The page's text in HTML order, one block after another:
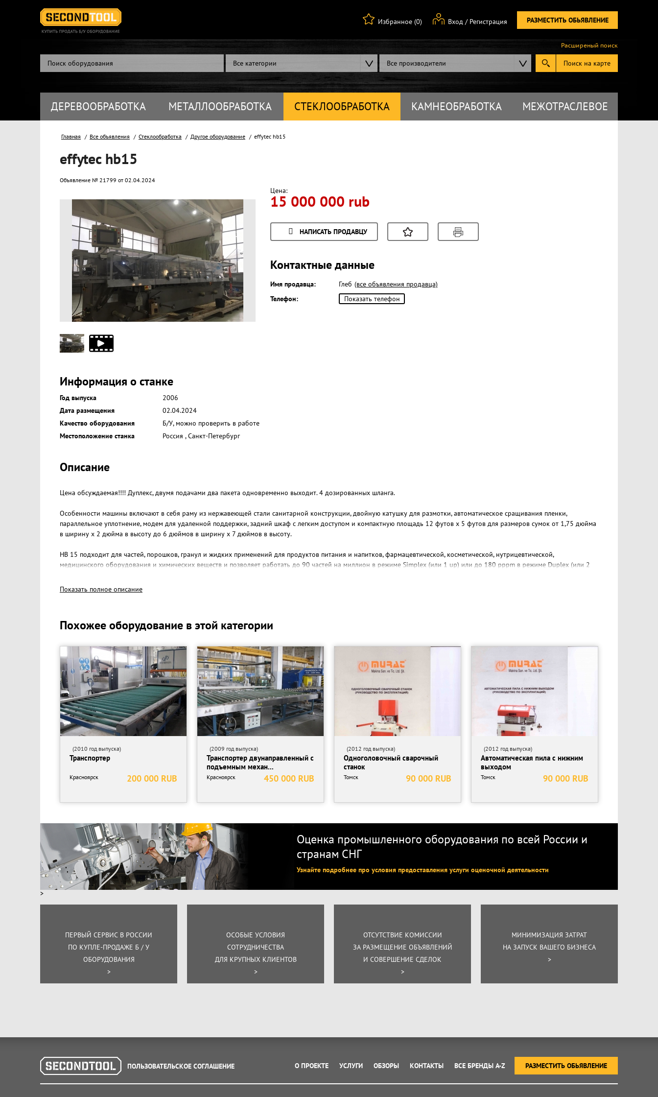
РАЗМЕСТИТЬ ОБЬЯВЛЕНИЕ
Вход / Регистрация
Избранное (0)
Все категории Все производители Поиск на карте
Расширеный поиск
ДЕРЕВООБРАБОТКА МЕТАЛЛООБРАБОТКА СТЕКЛООБРАБОТКА КАМНЕОБРАБОТКА МЕЖОТРАСЛЕВОЕ
Главная Все объявления Стеклообработка Другое оборудование effytec hb15
effytec hb15
Объявление № 21799 от 02.04.2024
Цена:
15 000 000 rub
НАПИСАТЬ ПРОДАВЦУ
Контактные данные
Имя продавца: Глеб (все объявления продавца)
Телефон:
Показать телефон
Информация о станке
Год выпуска
2006
Дата размещения
02.04.2024
Качество оборудования
Б/У, можно проверить в работе
Местоположение станка
Россия ,Санкт-Петербург
Описание
Цена обсуждаемая!!!! Дуплекс, двумя подачами два пакета одновременно выходит. 4 дозированных шланга.
Особенности машины включают в себя раму из нержавеющей стали санитарной конструкции, двойную катушку для размотки, автоматическое сращивания пленки,
параллельное уплотнение, модем для удаленной поддержки, задний шкаф с легким доступом и компактную площадь 12 футов x 5 футов для размеров сумок от 1,75 дюйма
в ширину x 2 дюйма в высоту до 6 дюймов в ширину x 7 дюймов в высоту.
HB 15 подходит для частей, порошков, гранул и жидких применений для продуктов питания и напитков, фармацевтической, косметической, нутрицевтической,
медицинского оборудования и химических веществ и позволяет работать до 90 частей на миллион в режиме Simplex (или 1 up) или до 180 pppm в режиме Duplex (или 2
устройство может быть настроено для упаковщиков, которым нужно переключаться между порошковыми и жидкими приложениями. Модель HB 15 также может быть
переоборудована для использования в стоячих мешочках, молнии и центральной верхней винтовой крышке.
Показать полное описание
Похожее оборудование в этой категории
(2010 год выпуска)
Транспортер
200 000 RUB
Красноярск
(2009 год выпуска)
Транспортер двунаправленный с
подъемным механ...
450 000 RUB
Красноярск
(2012 год выпуска)
Одноголовочный сварочный
станок
90 000 RUB
Томск
(2012 год выпуска)
Автоматическая пила с нижним
выходом
90 000 RUB
Томск
Оценка промышленного оборудования по всей России и
странам СНГ
Узнайте подробнее про условия предоставления услуги оценочной деятельности
>
ПЕРВЫЙ СЕРВИС В РОССИИ
ПО КУПЛЕ-ПРОДАЖЕ Б / У
ОБОРУДОВАНИЯ
>
ОСОБЫЕ УСЛОВИЯ
СОТРУДНИЧЕСТВА
ДЛЯ КРУПНЫХ КЛИЕНТОВ
>
ОТСУТСТВИЕ КОМИССИИ
ЗА РАЗМЕЩЕНИЕ ОБЪЯВЛЕНИЙ
И СОВЕРШЕНИЕ СДЕЛОК
>
МИНИМИЗАЦИЯ ЗАТРАТ
НА ЗАПУСК ВАШЕГО БИЗНЕСА
>
ПОЛЬЗОВАТЕЛЬСКОЕ СОГЛАШЕНИЕ РАЗМЕСТИТЬ ОБЬЯВЛЕНИЕ
О ПРОЕКТЕ УСЛУГИ ОБЗОРЫ КОНТАКТЫ ВСЕ БРЕНДЫ A-Z